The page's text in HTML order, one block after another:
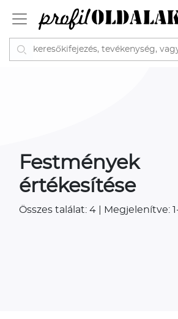
Festmények
értékesítése
Összes találat: 4 | Megjelenítve: